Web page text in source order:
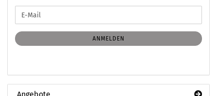
ZUR
ANMELDUNG
E-
Mail
ANMELDEN